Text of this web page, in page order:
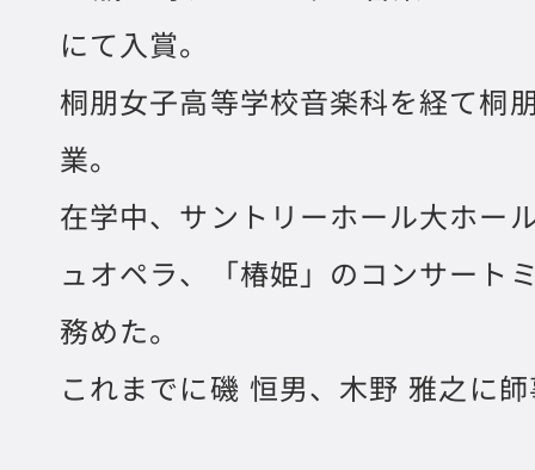
にて入賞。
桐朋女子高等学校音楽科を経て桐
業。
在学中、サントリーホール大ホー
ュオペラ、「椿姫」のコンサート
務めた。
これまでに磯 恒男、木野 雅之に